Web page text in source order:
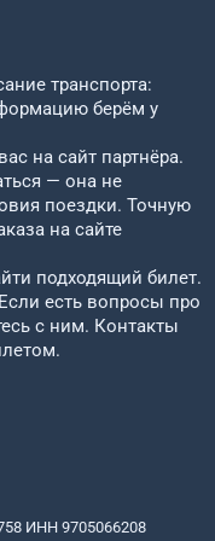
транспорта:
берём у
на сайт партнёра.
— она не
поездки. Точную
на сайте
подходящий билет.
есть вопросы про
с ним. Контакты
ИНН 9705066208